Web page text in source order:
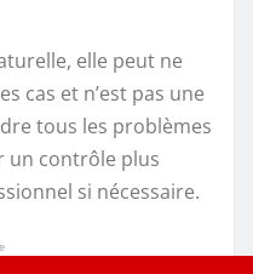
elle peut ne
cas et n’est pas une
tous les problèmes
un contrôle plus
si nécessaire.